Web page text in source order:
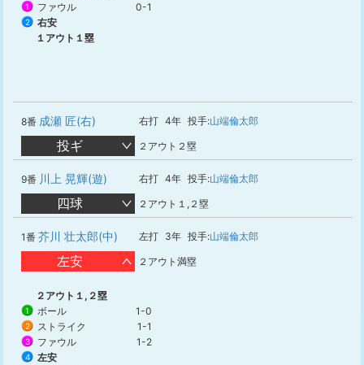
1 ファウル 0-1
2
右安
１アウト１塁
8番 成瀬 匠(右) 右打 4年 投手:山端倫太郎
投ギ ２アウト２塁
9番 川上 晃輝(遊) 右打 4年 投手:山端倫太郎
四球 ２アウト１,２塁
1番 芥川 壮太郎(中) 左打 3年 投手:山端倫太郎
左安 ２アウト満塁
２アウト１,２塁
1 ボール 1-0
2 ストライク 1-1
3 ファウル 1-2
4
左安